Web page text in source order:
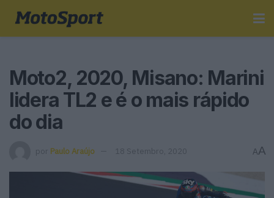
Moto2, 2020, Misano: Marini
lidera TL2 e é o mais rápido
do dia
por Paulo Araújo 18 Setembro, 2020 AA